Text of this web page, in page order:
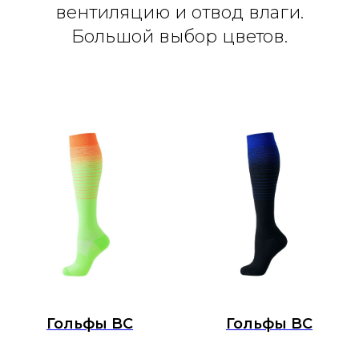
вентиляцию и отвод влаги.
Большой выбор цветов.
Гольфы BC Гольфы BC